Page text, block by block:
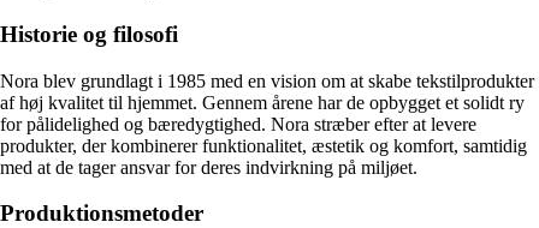
Historie og filosofi
Nora blev grundlagt i 1985 med en vision om at skabe tekstilprodukter
af høj kvalitet til hjemmet. Gennem årene har de opbygget et solidt ry
for pålidelighed og bæredygtighed. Nora stræber efter at levere
produkter, der kombinerer funktionalitet, æstetik og komfort, samtidig
med at de tager ansvar for deres indvirkning på miljøet.
Produktionsmetoder